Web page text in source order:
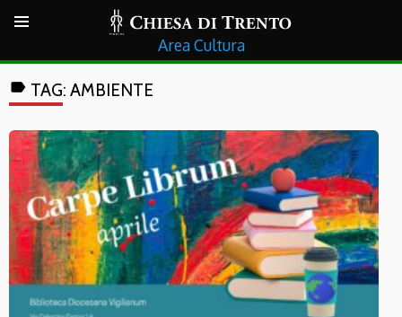
Cultura
label TAG: AMBIENTE